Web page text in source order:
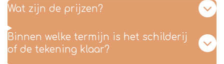
Wat zijn de prijzen?
Binnen welke termijn is het schilderij
of de tekening klaar?